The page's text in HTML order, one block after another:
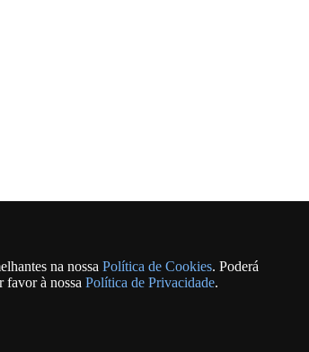
na nossa Política de Cookies. Poderá
favor à nossa Política de Privacidade.